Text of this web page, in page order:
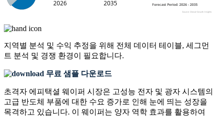
지역별 분석 및 수익 추정을 위해 전체 데이터 테이블, 세그먼
트 분석 및 경쟁 환경이 필요합니다.
무료 샘플 다운로드
초격자 에피택셜 웨이퍼 시장은 고성능 전자 및 광자 시스템의
고급 반도체 부품에 대한 수요 증가로 인해 눈에 띄는 성장을
목격하고 있습니다. 이 웨이퍼는 양자 역학 효과를 활용하여